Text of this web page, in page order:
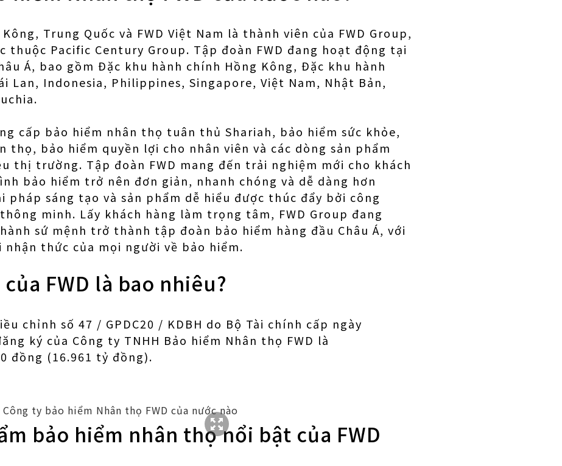
Trung Quốc và FWD Việt Nam là thành viên của FWD Group,
thuộc Pacific Century Group. Tập đoàn FWD đang hoạt động tại
Á, bao gồm Đặc khu hành chính Hồng Kông, Đặc khu hành
Lan, Indonesia, Philippines, Singapore, Việt Nam, Nhật Bản,
cấp bảo hiểm nhân thọ tuân thủ Shariah, bảo hiểm sức khỏe,
thọ, bảo hiểm quyền lợi cho nhân viên và các dòng sản phẩm
thị trường. Tập đoàn FWD mang đến trải nghiệm mới cho khách
bảo hiểm trở nên đơn giản, nhanh chóng và dễ dàng hơn
pháp sáng tạo và sản phẩm dễ hiểu được thúc đẩy bởi công
minh. Lấy khách hàng làm trọng tâm, FWD Group đang
sứ mệnh trở thành tập đoàn bảo hiểm hàng đầu Châu Á, với
thức của mọi người về bảo hiểm.
FWD là bao nhiêu?
chỉnh số 47 / GPDC20 / KDBH do Bộ Tài chính cấp ngày
ký của Công ty TNHH Bảo hiểm Nhân thọ FWD là
đồng (16.961 tỷ đồng).
bảo hiểm nhân thọ nổi bật của FWD